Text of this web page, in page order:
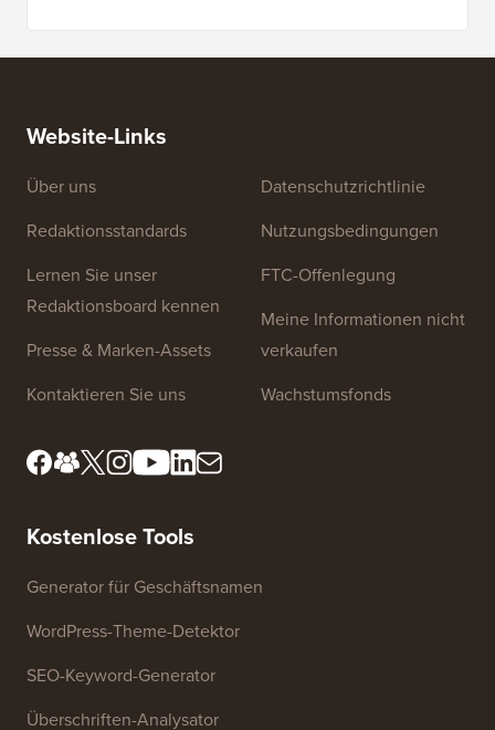
5 beste WordPress E-Commerce-Plugins im Vergleich So
Website-Links
Über uns
Redaktionsstandards
Lernen Sie unser
Redaktionsboard kennen
Presse & Marken-Assets
Datenschutzrichtlinie
Nutzungsbedingungen
Kostenlose Tools